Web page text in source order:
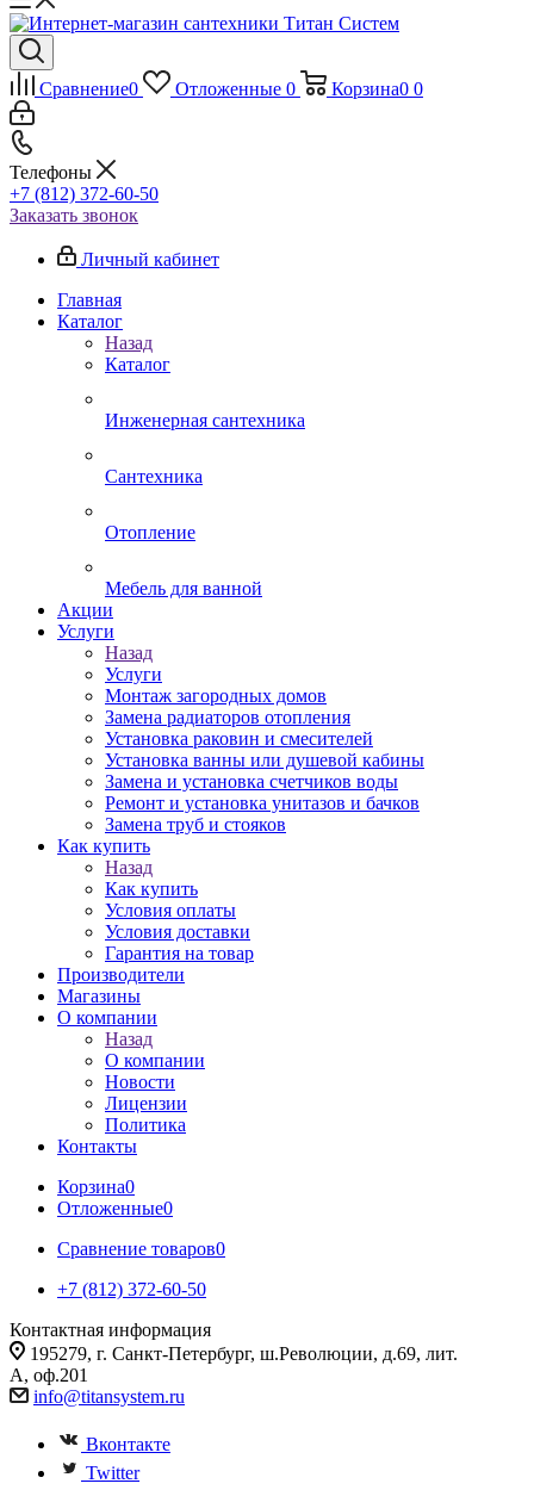
Сравнение0 Отложенные 0 Корзина0 0
Телефоны
+7 (812) 372-60-50
Заказать звонок
Личный кабинет
Главная
Каталог
Назад
Каталог
Инженерная сантехника
Сантехника
Отопление
Мебель для ванной
Акции
Услуги
Назад
Услуги
Монтаж загородных домов
Замена радиаторов отопления
Установка раковин и смесителей
Установка ванны или душевой кабины
Замена и установка счетчиков воды
Ремонт и установка унитазов и бачков
Замена труб и стояков
Как купить
Назад
Как купить
Условия оплаты
Условия доставки
Гарантия на товар
Производители
Магазины
О компании
Назад
О компании
Новости
Лицензии
Политика
Контакты
Корзина0
Отложенные0
Сравнение товаров0
+7 (812) 372-60-50
Контактная информация
195279, г. Санкт-Петербург, ш.Революции, д.69, лит.
А, оф.201
info@titansystem.ru
Вконтакте
Twitter